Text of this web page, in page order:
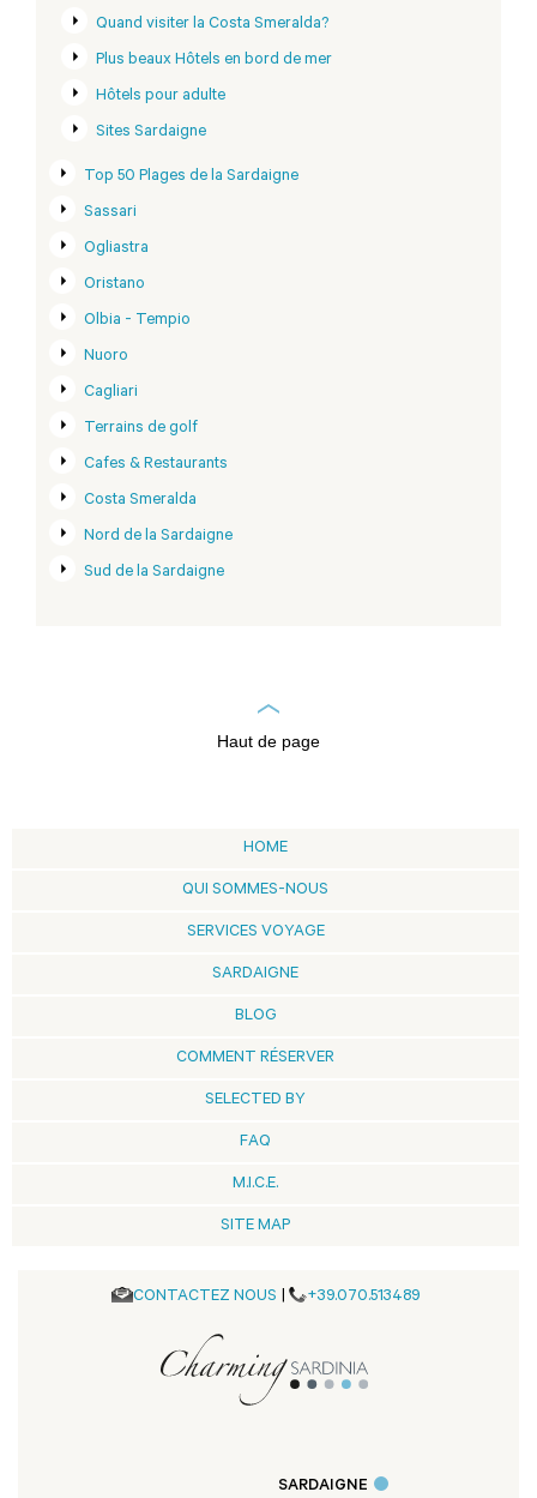
Quand visiter la Costa Smeralda?
Plus beaux Hôtels en bord de mer
Hôtels pour adulte
Sites Sardaigne
Top 50 Plages de la Sardaigne
Sassari
Ogliastra
Oristano
Olbia - Tempio
Nuoro
Cagliari
Terrains de golf
Cafes & Restaurants
Costa Smeralda
Nord de la Sardaigne
Sud de la Sardaigne
Haut de page
HOME
QUI SOMMES-NOUS
SERVICES VOYAGE
SARDAIGNE
BLOG
COMMENT RÉSERVER
SELECTED BY
FAQ
M.I.C.E.
SITE MAP
CONTACTEZ NOUS | +39.070.513489
SARDAIGNE